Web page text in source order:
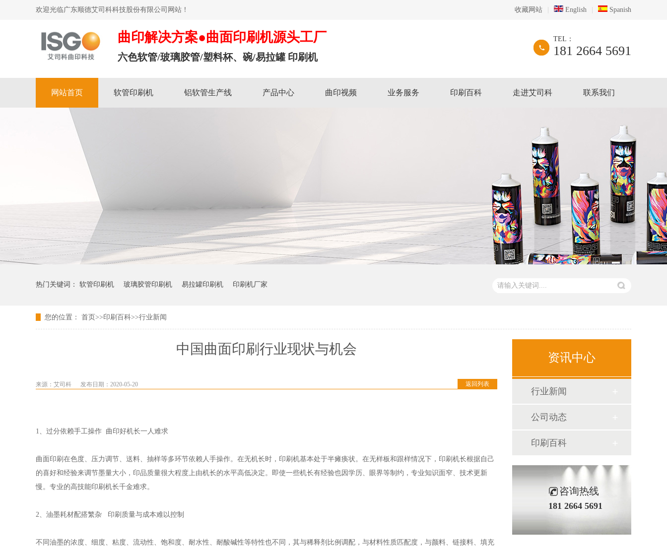
收藏网站 English Spanish
欢迎光临广东顺德艾司科科技股份有限公司网站！
曲印解决方案●曲面印刷机源头工厂
六色软管/玻璃胶管/塑料杯、碗/易拉罐 印刷机
TEL：
181 2664 5691
网站首页 软管印刷机 铝软管生产线 产品中心 曲印视频 业务服务 印刷百科 走进艾司科 联系我们
热门关键词： 软管印刷机 玻璃胶管印刷机 易拉罐印刷机 印刷机厂家
您的位置： 首页 >>印刷百科>>行业新闻
中国曲面印刷行业现状与机会
返回列表
来源：艾司科 发布日期：2020-05-20
1、过分依赖手工操作 曲印好机长一人难求
曲面印刷在色度、压力调节、送料、抽样等多环节依赖人手操作。在无机长时，印刷机基本处于半瘫痪状。在无样板和跟样情况下，印刷机长根据自己
的喜好和经验来调节墨量大小，印品质量很大程度上由机长的水平高低决定。即使一些机长有经验也因学历、眼界等制约，专业知识面窄、技术更新
慢。专业的高技能印刷机长千金难求。
2、油墨耗材配搭繁杂 印刷质量与成本难以控制
不同油墨的浓度、细度、粘度、流动性、饱和度、耐水性、耐酸碱性等特性也不同，其与稀释剂比例调配，与材料性质匹配度，与颜料、链接料、填充
资讯中心
行业新闻
公司动态
印刷百科
咨询热线
181 2664 5691